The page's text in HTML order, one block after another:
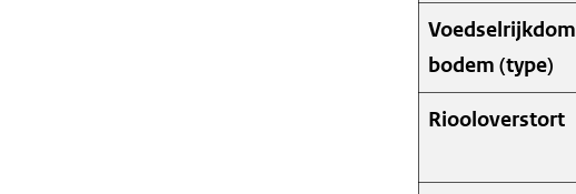
Voedselrijkdom
bodem (type)
Riooloverstort